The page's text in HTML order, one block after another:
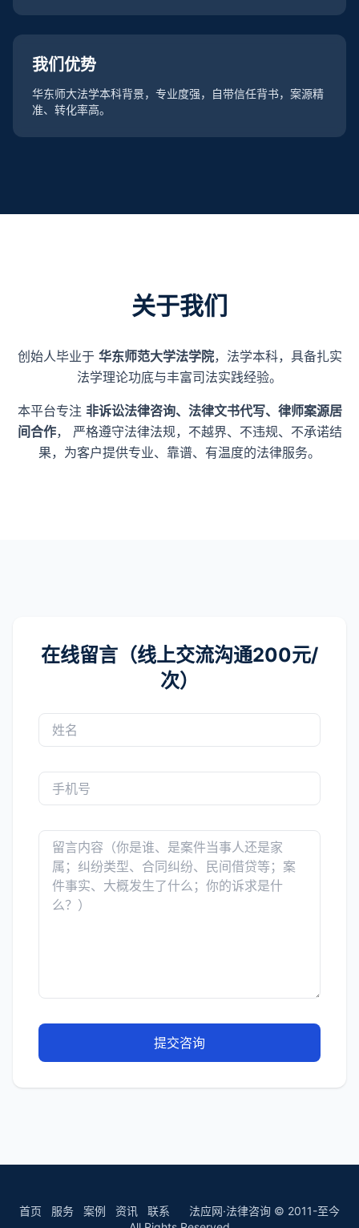
我们优势
华东师大法学本科背景，专业度强，自带信任背书，案源精
准、转化率高。
关于我们
创始人毕业于 华东师范大学法学院，法学本科，具备扎实
法学理论功底与丰富司法实践经验。
本平台专注 非诉讼法律咨询、法律文书代写、律师案源居
间合作， 严格遵守法律法规，不越界、不违规、不承诺结
果，为客户提供专业、靠谱、有温度的法律服务。
在线留言（线上交流沟通200元/
次）
提交咨询
首页 服务 案例 资讯 联系 法应网·法律咨询 © 2011-至今